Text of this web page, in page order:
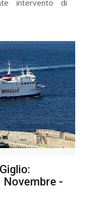
intervento di
Novembre -